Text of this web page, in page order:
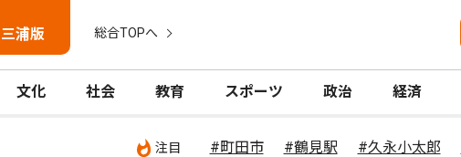
三浦版 総合TOPへ
文化 社会 教育 スポーツ 政治 経済
注目 #町田市 #鶴見駅 #久永小太郎